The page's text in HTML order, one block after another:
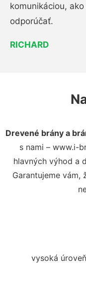
komunikáciou,
odporúčať.
RICHARD
Drevené brány a
s nami – www.i-
hlavných výhod a
Garantujeme vám,
vysoká